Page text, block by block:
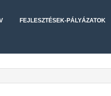
FEJLESZTÉSEK-PÁLYÁZATOK